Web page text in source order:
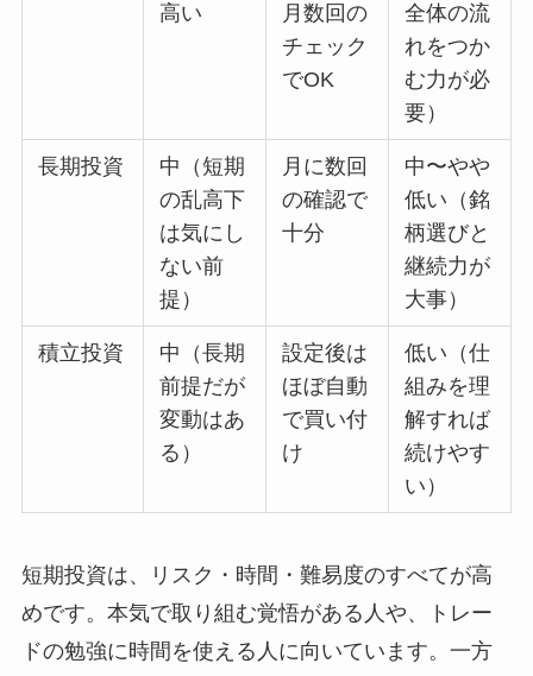
高い
月数回の
チェック
でOK
全体の流
れをつか
む力が必
要）
長期投資
中（短期
の乱高下
は気にし
ない前
提）
月に数回
の確認で
十分
中〜やや
低い（銘
柄選びと
継続力が
大事）
積立投資
中（長期
前提だが
変動はあ
る）
設定後は
ほぼ自動
で買い付
け
低い（仕
組みを理
解すれば
続けやす
い）
短期投資は、リスク・時間・難易度のすべてが高
めです。本気で取り組む覚悟がある人や、トレー
ドの勉強に時間を使える人に向いています。一方